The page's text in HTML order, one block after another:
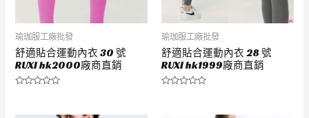
瑜珈服工廠批發
舒適貼合運動內衣 30 號
RUXI hk2000廠商直銷
瑜珈服工廠批發
舒適貼合運動內衣 28 號
RUXI hk1999廠商直銷